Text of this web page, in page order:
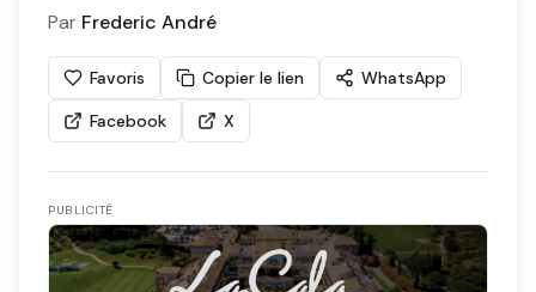
Par Frederic André
Favoris Copier le lien
WhatsApp
Facebook
X
PUBLICITÉ